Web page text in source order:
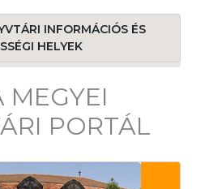
INFORMÁCIÓS ÉS
HELYEK
MEGYEI
PORTÁL